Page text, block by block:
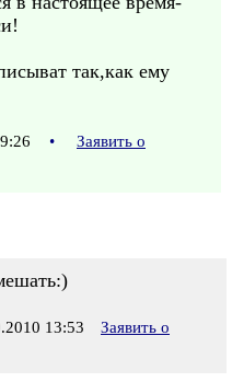
так,как ему
•
Заявить о
13:53
Заявить о